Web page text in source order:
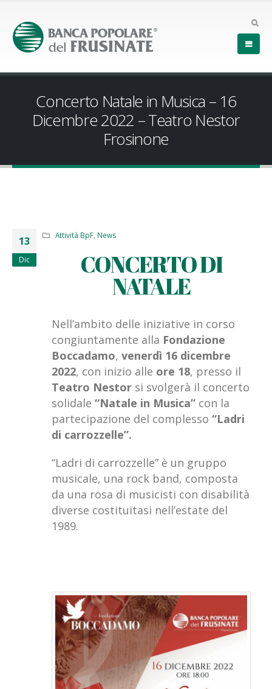
Concerto Natale in Musica – 16
Dicembre 2022 – Teatro Nestor
Frosinone
13
Dic
Attività BpF, News
CONCERTO DI
NATALE
Nell’ambito delle iniziative in corso
congiuntamente alla Fondazione
Boccadamo, venerdì 16 dicembre
2022, con inizio alle ore 18, presso il
Teatro Nestor si svolgerà il concerto
solidale “Natale in Musica” con la
partecipazione del complesso “Ladri
di carrozzelle”.
“Ladri di carrozzelle” è un gruppo
musicale, una rock band, composta
da una rosa di musicisti con disabilità
diverse costituitasi nell’estate del
1989.